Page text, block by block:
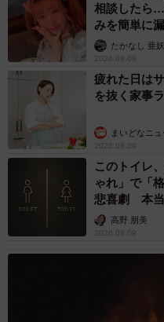
相談したら…他
みを簡単に
ャストに取材
たかなし 亜妖
2026.08.09
疲れた日は
を抜く家事
まいどなニ
2026.08.09
このトイレ
ゃれ」で「
悲喜劇 本当
く…高野 朋美
2026.08.09